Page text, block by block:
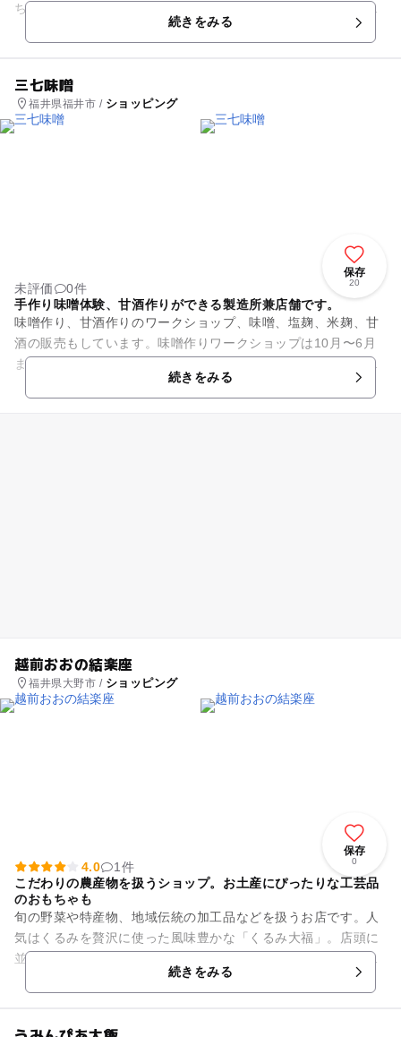
ち体験、ガラス越しからそば製造工場が無料で見学できる見学
通路と、見て食べて体験できる...
続きをみる
三七味噌
福井県福井市 / ショッピング
保存
20
未評価
0件
手作り味噌体験、甘酒作りができる製造所兼店舗です。
味噌作り、甘酒作りのワークショップ、味噌、塩麹、米麹、甘
酒の販売もしています。味噌作りワークショップは10月〜6月
まで、甘酒作りは通年開催しています。駐車場は店舗裏手に3
台分です（看板があります）続きをみる
越前おおの結楽座
福井県大野市 / ショッピング
保存
0
4.0
1件
こだわりの農産物を扱うショップ。お土産にぴったりな工芸品
のおもちゃも
旬の野菜や特産物、地域伝統の加工品などを扱うお店です。人
気はくるみを贅沢に使った風味豊かな「くるみ大福」。店頭に
並ぶこだわりの農産物はどれも新鮮で、作った人の顔が見える
安心安全な食材なので、小さ...続きをみる